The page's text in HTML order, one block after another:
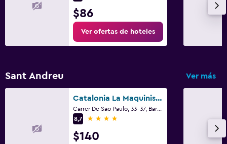
$86
Ver ofertas de hoteles
Sant Andreu Ver más
Catalonia La Maquinista
Carrer De Sao Paulo, 33-37, Barcelona
8,7
4 estrellas
$140